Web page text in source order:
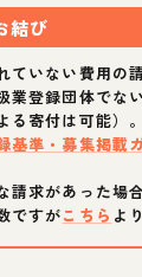
結び
ていない費用の
業登録団体でな
る寄付は可能）。
基準・募集掲載
請求があった場
ですがこちら よ